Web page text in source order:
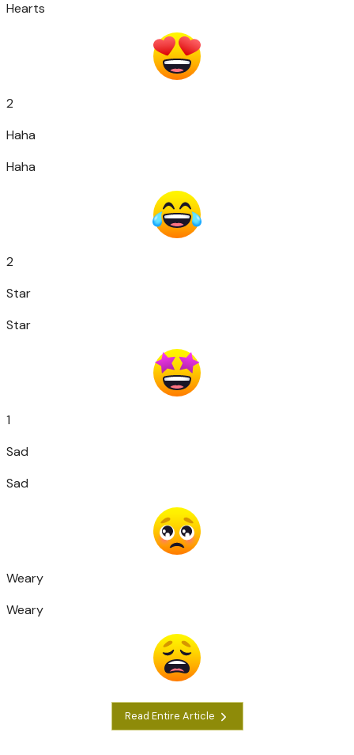
Hearts
2
Haha
Haha
2
Star
Star
1
Sad
Sad
Weary
Weary
Read Entire Article